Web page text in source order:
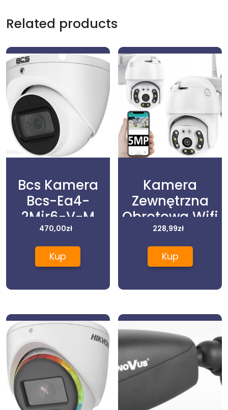
Related products
Bcs Kamera
Bcs-Ea4-
2Mir6-V-M
470,00zł
Kup
Kamera
Zewnętrzna
Obrotowa Wifi
Ip 4X Zoom Sd
5Mpx
228,99zł
Kup